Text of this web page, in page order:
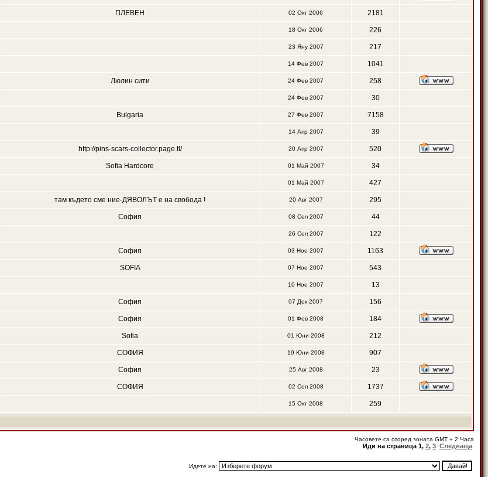
ПЛЕВЕН 02 Окт 2006 2181
18 Окт 2006 226
23 Яну 2007 217
14 Фев 2007 1041
Люлин сити 24 Фев 2007 258
24 Фев 2007 30
Bulgaria 27 Фев 2007 7158
14 Апр 2007 39
http://pins-scars-collector.page.tl/ 20 Апр 2007 520
Sofia Hardcore 01 Май 2007 34
01 Май 2007 427
там където сме ние-ДЯВОЛЪТ е на свобода ! 20 Авг 2007 295
София 08 Сеп 2007 44
26 Сеп 2007 122
София 03 Ное 2007 1163
SOFIA 07 Ное 2007 543
10 Ное 2007 13
София 07 Дек 2007 156
София 01 Фев 2008 184
Sofia 01 Юни 2008 212
СОФИЯ 19 Юни 2008 907
София 25 Авг 2008 23
СОФИЯ 02 Сеп 2008 1737
15 Окт 2008 259
Часовете са според зоната GMT + 2 Часа
Иди на страница 1, 2, 3 Следваща
Идете на: